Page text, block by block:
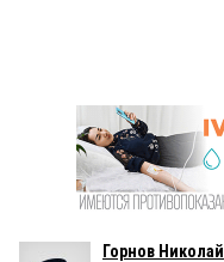
Горнов Николай